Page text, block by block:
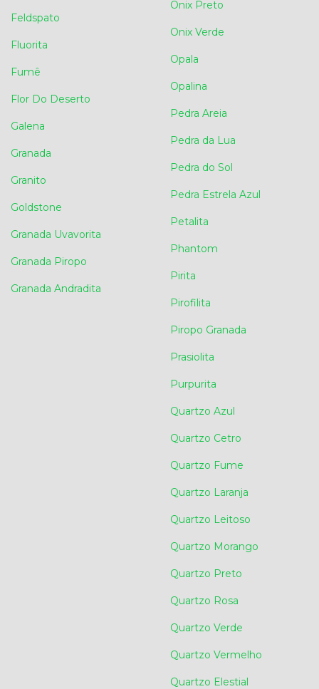
Feldspato
Fluorita
Fumê
Flor Do Deserto
Galena
Granada
Granito
Goldstone
Granada Uvavorita
Granada Piropo
Granada Andradita
Onix Preto
Onix Verde
Opala
Opalina
Pedra Areia
Pedra da Lua
Pedra do Sol
Pedra Estrela Azul
Petalita
Phantom
Pirita
Pirofilita
Piropo Granada
Prasiolita
Purpurita
Quartzo Azul
Quartzo Cetro
Quartzo Fume
Quartzo Laranja
Quartzo Leitoso
Quartzo Morango
Quartzo Preto
Quartzo Rosa
Quartzo Verde
Quartzo Vermelho
Quartzo Elestial